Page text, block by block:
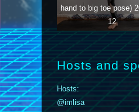
hand to big toe pose)
12
Hosts and
Hosts:
@imlisa